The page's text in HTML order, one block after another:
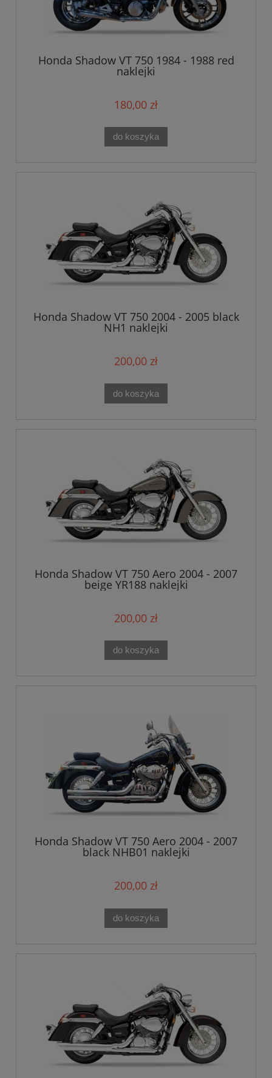
Honda Shadow VT 750 1984 - 1988 red
naklejki
180,00 zł
do koszyka
Honda Shadow VT 750 2004 - 2005 black
NH1 naklejki
200,00 zł
do koszyka
Honda Shadow VT 750 Aero 2004 - 2007
beige YR188 naklejki
200,00 zł
do koszyka
Honda Shadow VT 750 Aero 2004 - 2007
black NHB01 naklejki
200,00 zł
do koszyka